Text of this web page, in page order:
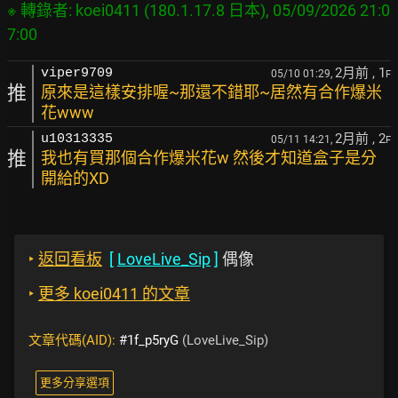
※ 轉錄者: koei0411 (180.1.17.8 日本), 05/09/2026 21:0
推
viper9709 05/10 01:29, 2月前 , 1 F
原來是這樣安排喔~那還不錯耶~居然有合作爆米
花www
推
u10313335 05/11 14:21, 2月前 , 2F
我也有買那個合作爆米花w 然後才知道盒子是分
開給的XD
‣ 返回看板 [ LoveLive_Sip] 偶像
‣ 更多 koei0411 的文章
文章代碼(AID): #1f_p5ryG (LoveLive_Sip)
更多分享選項